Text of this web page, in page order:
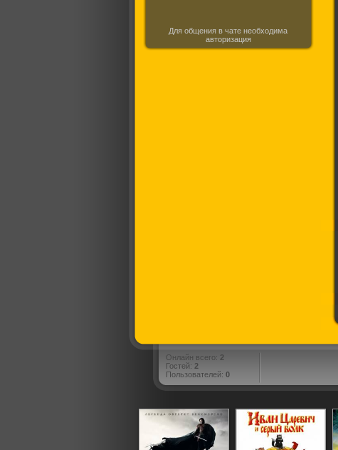
Для общения в чате необходима
авторизация
Онлайн всего: 2
Гостей: 2
Пользователей: 0